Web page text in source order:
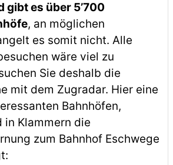
gibt es über 5’700
, an möglichen
es somit nicht. Alle
wäre viel zu
Sie deshalb die
mit dem Zugradar. Hier eine
Bahnhöfen,
Klammern die
zum Bahnhof Eschwege